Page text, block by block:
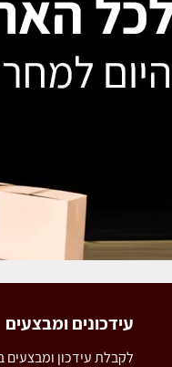
עידכונים ומבצעים
לקבלת עידכון ומבצעים